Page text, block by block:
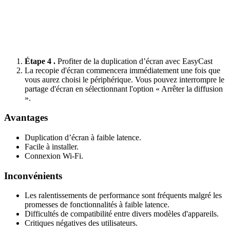
Étape 4 . Profiter de la duplication d’écran avec EasyCast
La recopie d'écran commencera immédiatement une fois que
vous aurez choisi le périphérique. Vous pouvez interrompre le
partage d'écran en sélectionnant l'option « Arrêter la diffusion
».
Avantages
Duplication d’écran à faible latence.
Facile à installer.
Connexion Wi-Fi.
Inconvénients
Les ralentissements de performance sont fréquents malgré les
promesses de fonctionnalités à faible latence.
Difficultés de compatibilité entre divers modèles d'appareils.
Critiques négatives des utilisateurs.